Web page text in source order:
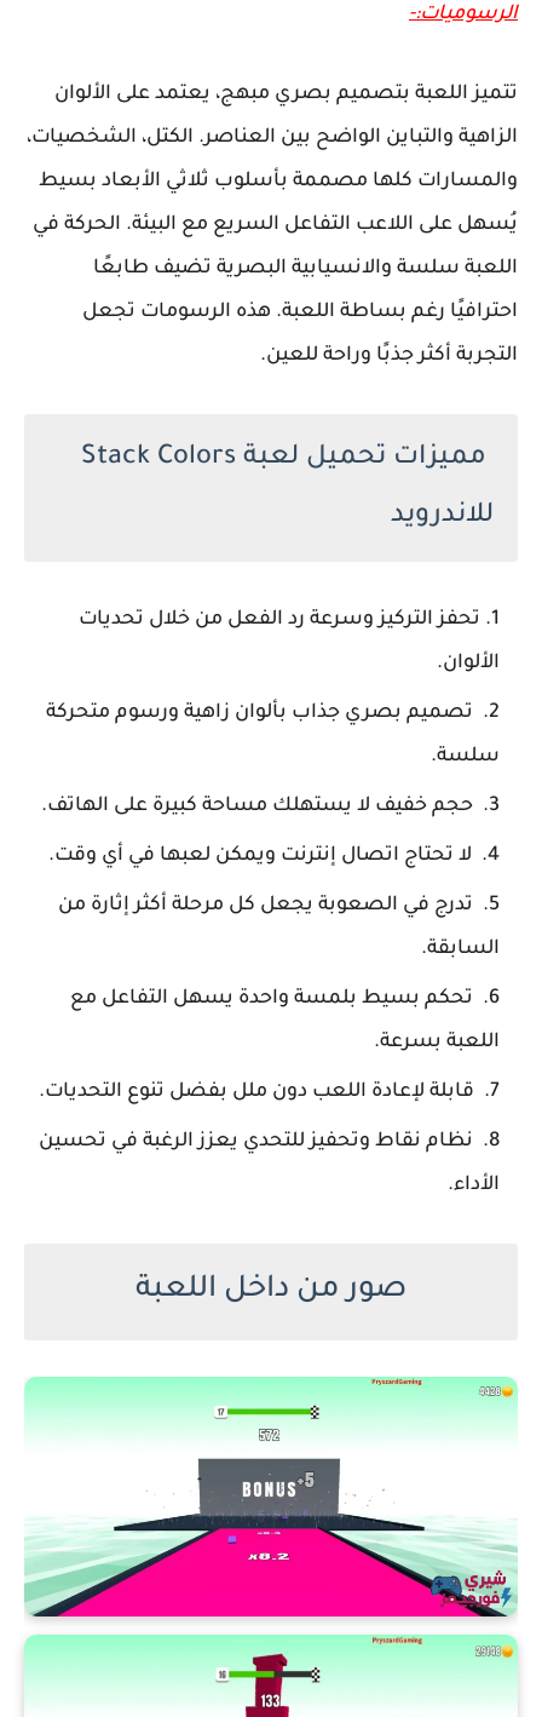
الرسوميات:-
تتميز اللعبة بتصميم بصري مبهج، يعتمد على الألوان
الزاهية والتباين الواضح بين العناصر. الكتل، الشخصيات،
والمسارات كلها مصممة بأسلوب ثلاثي الأبعاد بسيط
يُسهل على اللاعب التفاعل السريع مع البيئة. الحركة في
اللعبة سلسة والانسيابية البصرية تضيف طابعًا
احترافيًا رغم بساطة اللعبة. هذه الرسومات تجعل
التجربة أكثر جذبًا وراحة للعين.
مميزات تحميل لعبة Stack Colors
للاندرويد
تحفز التركيز وسرعة رد الفعل من خلال تحديات
الألوان.
تصميم بصري جذاب بألوان زاهية ورسوم متحركة
سلسة.
حجم خفيف لا يستهلك مساحة كبيرة على الهاتف.
لا تحتاج اتصال إنترنت ويمكن لعبها في أي وقت.
تدرج في الصعوبة يجعل كل مرحلة أكثر إثارة من
السابقة.
تحكم بسيط بلمسة واحدة يسهل التفاعل مع
اللعبة بسرعة.
قابلة لإعادة اللعب دون ملل بفضل تنوع التحديات.
نظام نقاط وتحفيز للتحدي يعزز الرغبة في تحسين
الأداء.
صور من داخل اللعبة